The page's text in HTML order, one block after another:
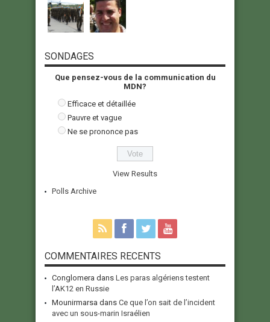
SONDAGES
Que pensez-vous de la communication du
MDN?
Efficace et détaillée
Pauvre et vague
Ne se prononce pas
View Results
Polls Archive
COMMENTAIRES RECENTS
Conglomera dans Les paras algériens testent
l’AK12 en Russie
Mounirmarsa dans Ce que l’on sait de l’incident
avec un sous-marin Israélien